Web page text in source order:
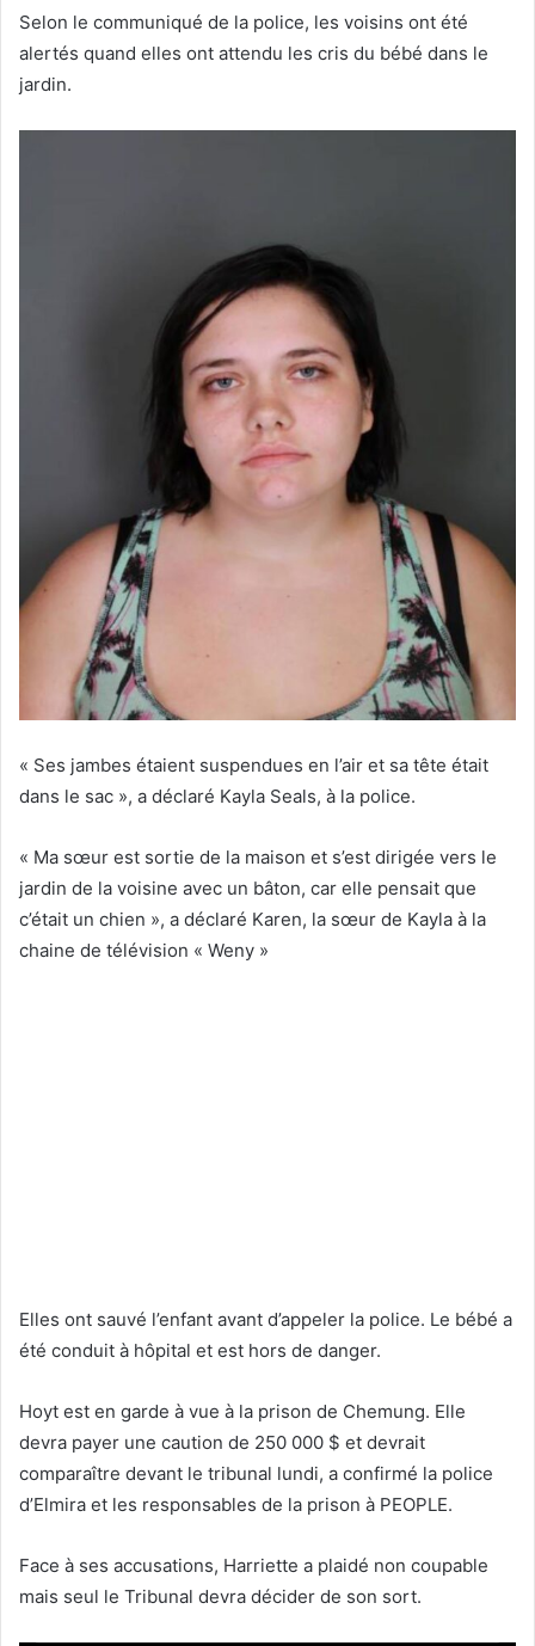
Selon le communiqué de la police, les voisins ont été
alertés quand elles ont attendu les cris du bébé dans le
jardin.
« Ses jambes étaient suspendues en l’air et sa tête était
dans le sac », a déclaré Kayla Seals, à la police.
« Ma sœur est sortie de la maison et s’est dirigée vers le
jardin de la voisine avec un bâton, car elle pensait que
c’était un chien », a déclaré Karen, la sœur de Kayla à la
chaine de télévision « Weny »
Elles ont sauvé l’enfant avant d’appeler la police. Le bébé a
été conduit à hôpital et est hors de danger.
Hoyt est en garde à vue à la prison de Chemung. Elle
devra payer une caution de 250 000 $ et devrait
comparaître devant le tribunal lundi, a confirmé la police
d’Elmira et les responsables de la prison à PEOPLE.
Face à ses accusations, Harriette a plaidé non coupable
mais seul le Tribunal devra décider de son sort.